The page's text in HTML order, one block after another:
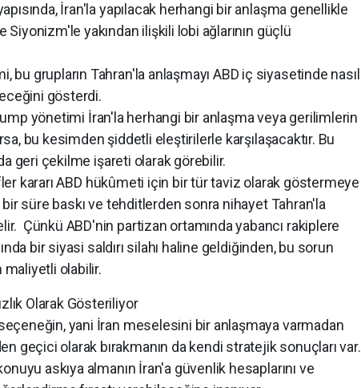
İran'la yapılacak herhangi bir anlaşma genellikle
yakından ilişkili lobi ağlarının güçlü
bu grupların Tahran'la anlaşmayı ABD iç siyasetinde nasıl
gösterdi.
yönetimi İran'la herhangi bir anlaşma veya gerilimlerin
bu kesimden şiddetli eleştirilerle karşılaşacaktır. Bu
geri çekilme işareti olarak görebilir.
ABD hükûmeti için bir tür taviz olarak göstermeye
süre baskı ve tehditlerden sonra nihayet Tahran'la
Çünkü ABD'nin partizan ortamında yabancı rakiplere
bir siyasi saldırı silahı haline geldiğinden, bu sorun
olabilir.
Olarak Gösteriliyor
yani İran meselesini bir anlaşmaya varmadan
geçici olarak bırakmanın da kendi stratejik sonuçları var.
askıya almanın İran'a güvenlik hesaplarını ve